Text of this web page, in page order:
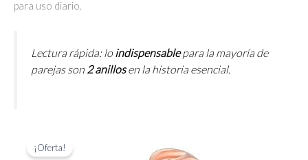
para uso diario.
Lectura rápida: loindispensablepara la mayoría de
parejas son 2 anillosen la historia esencial.
¡Oferta!